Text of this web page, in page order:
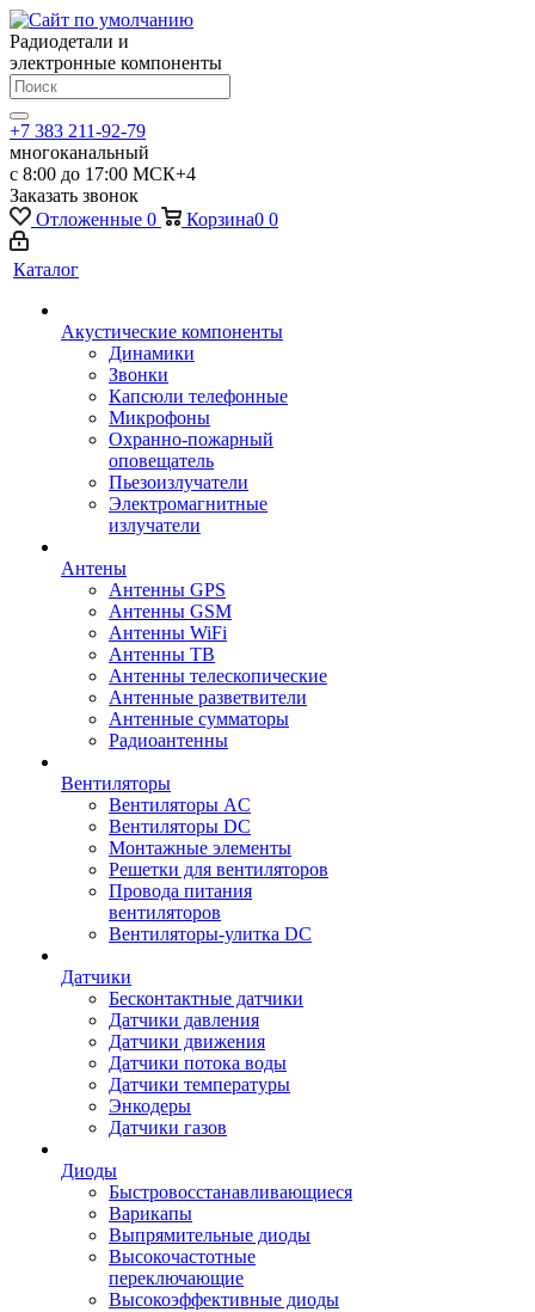
Радиодетали и
электронные компоненты
+7 383 211-92-79
многоканальный
с 8:00 до 17:00 МСК+4
Заказать звонок
Отложенные 0 Корзина0 0
Каталог
Акустические компоненты
Динамики
Звонки
Капсюли телефонные
Микрофоны
Охранно-пожарный
оповещатель
Пьезоизлучатели
Электромагнитные
излучатели
Антены
Антенны GPS
Антенны GSM
Антенны WiFi
Антенны ТВ
Антенны телескопические
Антенные разветвители
Антенные сумматоры
Радиоантенны
Вентиляторы
Вентиляторы AC
Вентиляторы DC
Монтажные элементы
Решетки для вентиляторов
Провода питания
вентиляторов
Вентиляторы-улитка DC
Датчики
Бесконтактные датчики
Датчики давления
Датчики движения
Датчики потока воды
Датчики температуры
Энкодеры
Датчики газов
Диоды
Быстровосстанавливающиеся
Варикапы
Выпрямительные диоды
Высокочастотные
переключающие
Высокоэффективные диоды